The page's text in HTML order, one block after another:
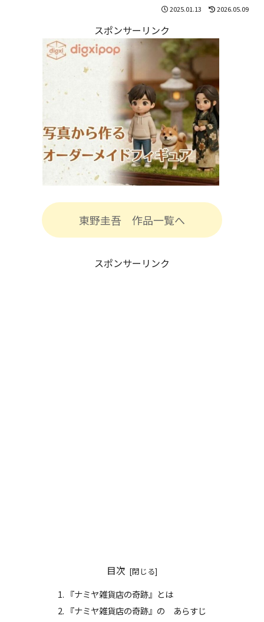
2025.01.13 2026.05.09
スポンサーリンク
東野圭吾 作品一覧へ
スポンサーリンク
目次
『ナミヤ雑貨店の奇跡』とは
『ナミヤ雑貨店の奇跡』の あらすじ